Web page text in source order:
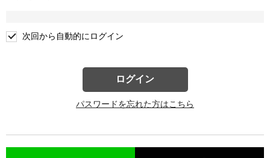
次回から自動的にログイン
ログイン
パスワードを忘れた方はこちら